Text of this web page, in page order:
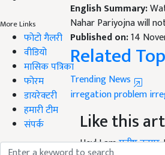
More Links
फोटो गैलरी
वीडियो
मासिक पत्रिका
फोरम
डायरेक्टरी
हमारी टीम
संपर्क
Nahar Pariyojna will
Published on:14
Related
Trending News
irregation problem
Like this
Hey! I amमनीष कुमार .
your suggestions